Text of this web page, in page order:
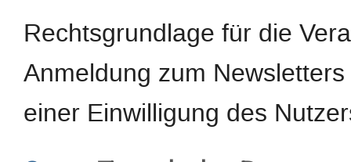
Rechtsgrundlage für die
Anmeldung zum
einer Einwilligung des